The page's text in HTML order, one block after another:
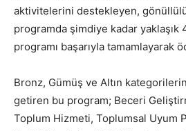
aktivitelerini destekleyen,
programda şimdiye kadar yaklaşık
programı başarıyla tamamlayarak
Bronz, Gümüş ve Altın
getiren bu program; Beceri
Toplum Hizmeti, Toplumsal Uyum